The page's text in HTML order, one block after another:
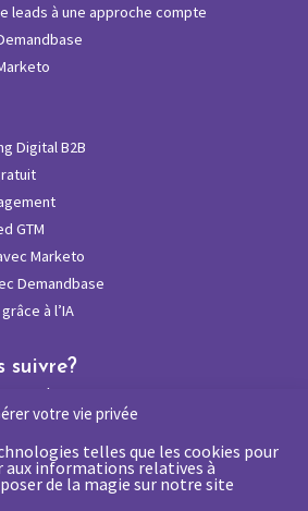
votre vie privée
telles que les cookies pour
aux informations relatives à
de la magie sur notre site
leads à une approche compte
Digital B2B
GTM
Marketo
Demandbase
à l’IA
suivre?
newsletter